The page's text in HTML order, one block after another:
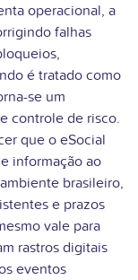
operacional, a
falhas
é tratado como
se um
controle de risco.
que o eSocial
informação ao
brasileiro,
e prazos
vale para
rastros digitais
eventos